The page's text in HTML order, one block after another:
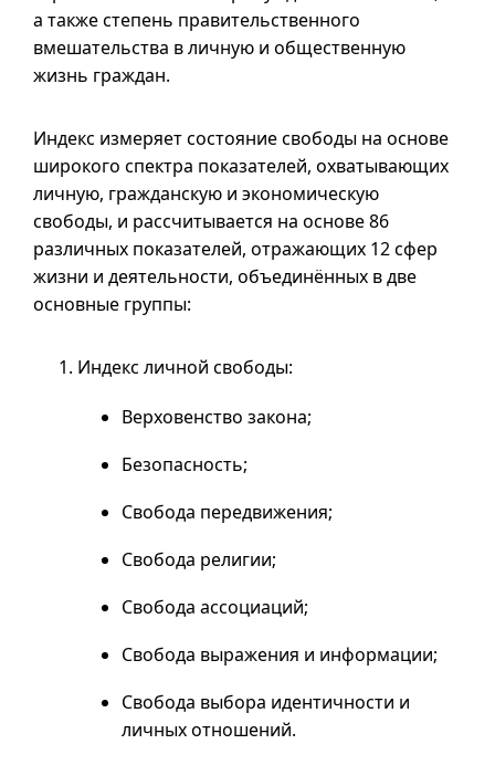
а также степень правительственного
вмешательства в личную и общественную
жизнь граждан.
Индекс измеряет состояние свободы на основе
широкого спектра показателей, охватывающих
личную, гражданскую и экономическую
свободы, и рассчитывается на основе 86
различных показателей, отражающих 12 сфер
жизни и деятельности, объединённых в две
основные группы:
Индекс личной свободы:
Верховенство закона;
Безопасность;
Свобода передвижения;
Свобода религии;
Свобода ассоциаций;
Свобода выражения и информации;
Свобода выбора идентичности и
личных отношений.